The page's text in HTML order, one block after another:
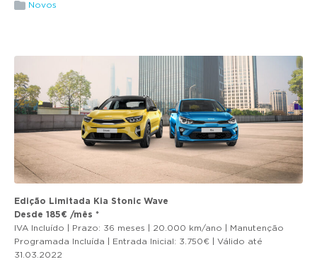
g
i
o
n
Novos
Edição Limitada Kia Stonic Wave
Desde 185€ /mês *
IVA Incluído | Prazo: 36 meses | 20.000 km/ano | Manutenção
Programada Incluída | Entrada Inicial: 3.750€ | Válido até
31.03.2022